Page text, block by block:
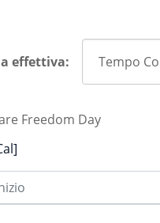
effettiva:
Freedom Day